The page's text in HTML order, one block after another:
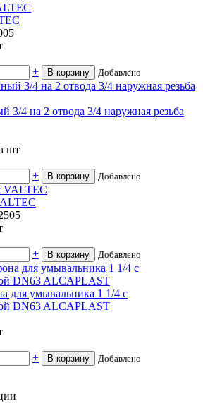
+ В корзину Добавлено
3/4 на 2 отвода 3/4 наружная резьба
шт
+ В корзину Добавлено
+ В корзину Добавлено
для умывальника 1 1/4 с
DN63 ALCAPLAST
+ В корзину Добавлено